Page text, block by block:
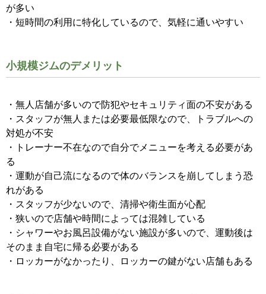
が多い
・短時間の利用に特化しているので、気軽に通いやすい
小規模ジムのデメリット
・無人店舗が多いので防犯やセキュリティ面の不安がある
・スタッフが無人または必要最低限なので、トラブルへの
対処が不安
・トレーナー不在なので自分でメニューを考える必要があ
る
・運動が自己流になるので体のバランスを崩してしまう恐
れがある
・スタッフが少ないので、清掃や衛生面が心配
・狭いので店舗や時間によっては混雑している
・シャワーやお風呂設備がない施設が多いので、運動後は
そのまま自宅に帰る必要がある
・ロッカーがなかったり、ロッカーの鍵がない店舗もある